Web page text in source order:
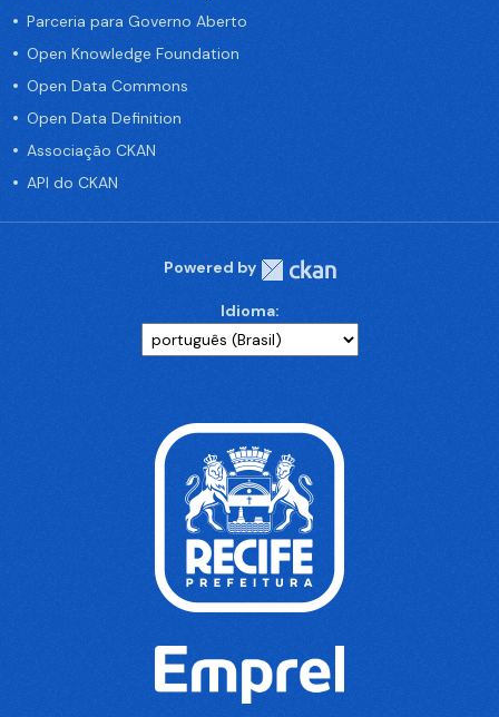
Parceria para Governo Aberto
Open Knowledge Foundation
Open Data Commons
Open Data Definition
Associação CKAN
API do CKAN
Powered by
Idioma